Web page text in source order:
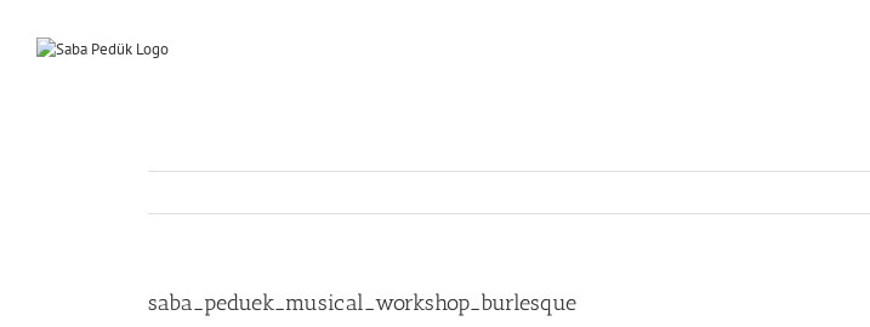
Inhalt
springen
saba_peduek_musical_workshop_burlesque